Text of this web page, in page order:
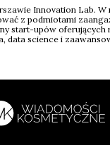
Innovation Lab.
z podmiotami
start-upów oferujących
data science i